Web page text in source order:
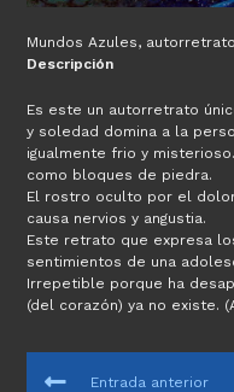
Mundos Azules,
Descripción
Es este un autorretrato
y soledad domina a la
igualmente frio y
como bloques de piedra.
El rostro oculto por el
causa nervios y angustia.
Este retrato que expresa
sentimientos de una
Irrepetible porque ha
(del corazón) ya no existe.
LEER
Entrada anterior